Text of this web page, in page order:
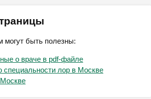
могут быть полезны:
о враче в pdf-файле
специальности лор в Москве